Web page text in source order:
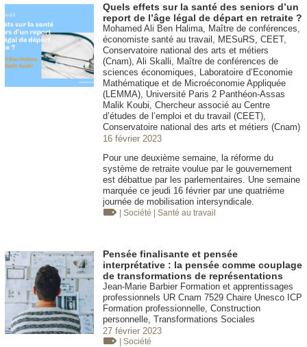
Quels effets sur la santé des seniors d’un
report de l’âge légal de départ en retraite ?
Mohamed Ali Ben Halima, Maître de conférences,
économiste santé au travail, MESuRS, CEET,
Conservatoire national des arts et métiers
(Cnam), Ali Skalli, Maître de conférences de
sciences économiques, Laboratoire d’Economie
Mathématique et de Microéconomie Appliquée
(LEMMA), Université Paris 2 Panthéon-Assas
Malik Koubi, Chercheur associé au Centre
d’études de l’emploi et du travail (CEET),
Conservatoire national des arts et métiers (Cnam)
16 février 2023
Pour une deuxième semaine, la réforme du
système de retraite voulue par le gouvernement
est débattue par les parlementaires. Une semaine
marquée ce jeudi 16 février par une quatrième
journée de mobilisation intersyndicale.
| Société | Santé au travail
Pensée finalisante et pensée
interprétative : la pensée comme couplage
de transformations de représentations
Jean-Marie Barbier Formation et apprentissages
professionnels UR Cnam 7529 Chaire Unesco ICP
Formation professionnelle, Construction
personnelle, Transformations Sociales
27 février 2023
| Société